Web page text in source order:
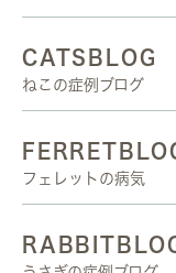
CATSBLOG
ねこの症例ブログ
フェレットの病気